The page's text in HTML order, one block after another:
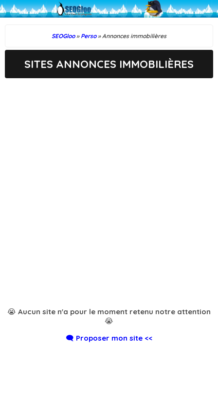
SEOGloo » Perso » Annonces immobilières
SITES ANNONCES IMMOBILIÈRES
😭 Aucun site n'a pour le moment retenu notre attention
😭
🗨️ Proposer mon site <<